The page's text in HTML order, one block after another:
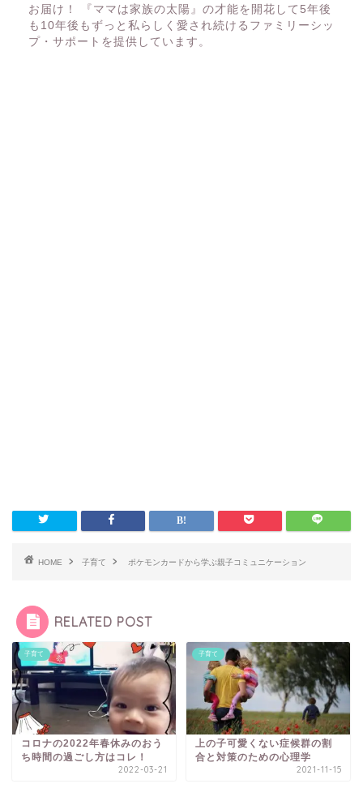
お届け！ 『ママは家族の太陽』の才能を開花して5年後
も10年後もずっと私らしく愛され続けるファミリーシッ
プ・サポートを提供しています。
HOME 子育て ポケモンカードから学ぶ親子コミュニケーション
RELATED POST
子育て
コロナの2022年春休みのおう
ち時間の過ごし方はコレ！
2022-03-21
子育て
上の子可愛くない症候群の割
合と対策のための心理学
2021-11-15